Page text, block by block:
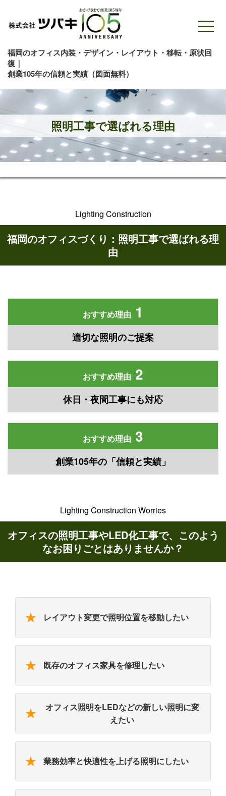
福岡のオフィス内装・デザイン・レイアウト・移転・原状回
復｜
創業105年の信頼と実績（図面無料）
照明工事で選ばれる理由
Lighting Construction
福岡のオフィスづくり：照明工事で選ばれる理
由
おすすめ理由 1
適切な照明のご提案
おすすめ理由 2
休日・夜間工事にも対応
おすすめ理由 3
創業105年の「信頼と実績」
Lighting Construction Worries
オフィスの照明工事やLED化工事で、このよう
なお困りごとはありませんか？
★ レイアウト変更で照明位置を移動したい
★ 既存のオフィス家具を修理したい
★
オフィス照明をLEDなどの新しい照明に変
えたい
★ 業務効率と快適性を上げる照明にしたい